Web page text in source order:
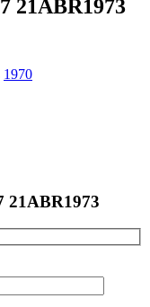
21ABR1973
1970
21ABR1973